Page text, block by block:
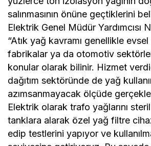
salınmasının önüne geçtiklerini
Elektrik Genel Müdür Yardımcısı
“Atık yağ kavramı genellikle
fabrikalar ya da otomotiv
konular olarak bilinir. Hizmet
dağıtım sektöründe de yağ
azımsanmayacak ölçüde
Elektrik olarak trafo yağlarını
tanklara alarak özel yağ filtre
edip testlerini yapıyor ve